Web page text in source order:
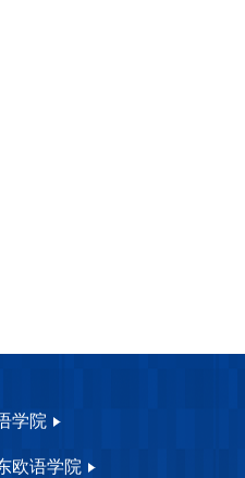
学院
欧语学院